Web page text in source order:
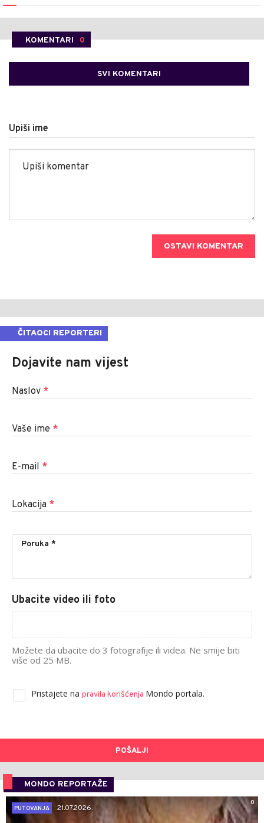
KOMENTARI 0
SVI KOMENTARI
Upiši ime
OSTAVI KOMENTAR
ČITAOCI REPORTERI
Dojavite nam vijest
Naslov *
Vaše ime *
E-mail *
Lokacija *
Ubacite video ili foto
Možete da ubacite do 3 fotografije ili videa. Ne smije biti
više od 25 MB.
Pristajete na pravila korišćenja Mondo portala.
POŠALJI
MONDO REPORTAŽE
0
PUTOVANJA
21.07.2026.